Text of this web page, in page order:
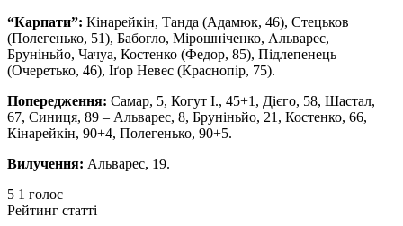
“Карпати”: Кінарейкін, Танда (Адамюк, 46), Стецьков
(Полегенько, 51), Бабогло, Мірошніченко, Альварес,
Бруніньйо, Чачуа, Костенко (Федор, 85), Підлепенець
(Очеретько, 46), Іґор Невес (Краснопір, 75).
Попередження: Самар, 5, Когут І., 45+1, Дієго, 58, Шастал,
67, Синиця, 89 – Альварес, 8, Бруніньйо, 21, Костенко, 66,
Кінарейкін, 90+4, Полегенько, 90+5.
Вилучення: Альварес, 19.
5 1 голос
Рейтинг статті